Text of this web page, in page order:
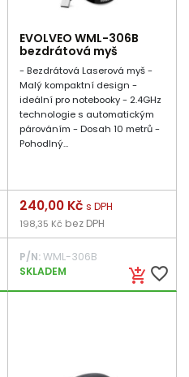
EVOLVEO WML-306B
bezdrátová myš
- Bezdrátová Laserová myš -
Malý kompaktní design -
ideální pro notebooky - 2.4GHz
technologie s automatickým
párováním - Dosah 10 metrů -
Pohodlný...
add_shopping_cart favorite_border
Cena
240,00 Kč s DPH
198,35 Kč bez DPH
P/N:WML-306B
SKLADEM